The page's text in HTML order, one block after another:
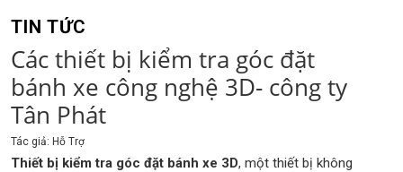
TIN TỨC
Các thiết bị kiểm tra góc đặt
bánh xe công nghệ 3D- công ty
Tân Phát
Tác giả: Hỗ Trợ
Thiết bị kiểm tra góc đặt bánh xe 3D, một thiết bị không